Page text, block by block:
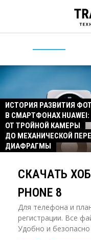
ИСТОРИЯ РАЗВИТИЯ
В СМАРТФОНАХ HUAWEI:
ОТ ТРОЙНОЙ КАМЕРЫ
ДО МЕХАНИЧЕСКОЙ
ДИАФРАГМЫ
СКАЧАТЬ
PHONE 8
Для телефона и
регистрации. Все
Удобно и